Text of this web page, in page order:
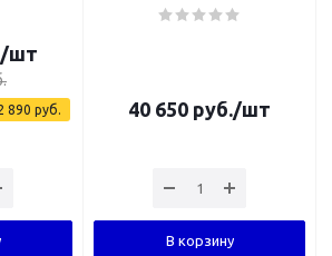
/шт
890 руб. 40 650 руб./шт
В корзину